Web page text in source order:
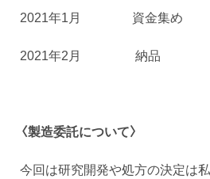
2021年1月 資金集め
2021年2月 納品
〈製造委託について〉
今回は研究開発や処方の決定は